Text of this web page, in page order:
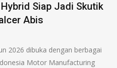
Siap Jadi Skutik
Abis
2026 dibuka dengan berbagai
Motor Manufacturing